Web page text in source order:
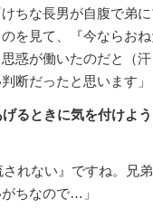
ちな長男が自腹で弟
を見て、『今ならお
惑が働いたのだと（
断だったと思います」
るときに気を付けよ
れない』ですね。兄
ちなので…」